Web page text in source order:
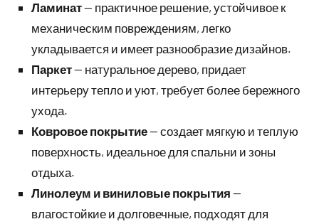
Ламинат— практичное решение, устойчивое к
механическим повреждениям, легко
укладывается и имеет разнообразие дизайнов.
Паркет— натуральное дерево, придает
интерьеру тепло и уют, требует более бережного
ухода.
Ковровое покрытие— создает мягкую и теплую
поверхность, идеальное для спальни и зоны
отдыха.
Линолеум и виниловые покрытия —
влагостойкие и долговечные, подходят для